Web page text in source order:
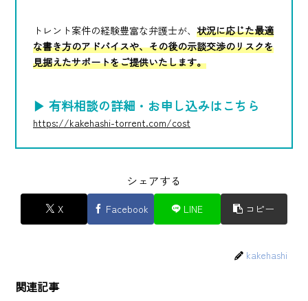
トレント案件の経験豊富な弁護士が、 状況に応じた最適
な書き方のアドバイスや、その後の示談交渉のリスクを
見据えたサポートをご提供いたします。
▶ 有料相談の詳細・お申し込みはこちら
https://kakehashi-torrent.com/cost
シェアする
X Facebook LINE コピー
kakehashi
関連記事